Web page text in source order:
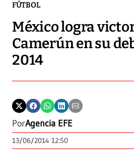
FÚTBOL
México logra
Camerún en su
2014
PorAgencia EFE
13/06/2014 12:50